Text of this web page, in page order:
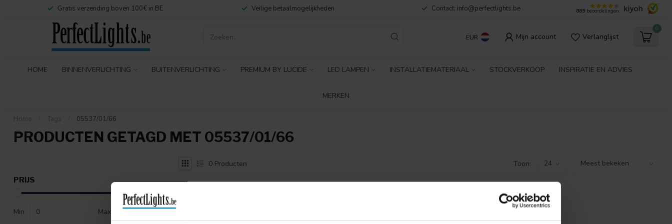
Gratis verzending boven 100€ in BE Veilige betaalmogelijkheden Contact: info@perfectlights.be 889 beoordelingen
EUR Mijn account Verlanglijst
0
HOME BINNENVERLICHTING BUITENVERLICHTING PREMIUM BY LUCIDE LED LAMPEN INSTALLATIEMATERIAAL STOCKVERKOOP INSPIRATIE EN ADVIES
MERKEN
Home Tags 05537/01/66
PRODUCTEN GETAGD MET 05537/01/66
PRIJS
Min Max
0 Producten Toon:
GEEN PRODUCTEN GEVONDEN!